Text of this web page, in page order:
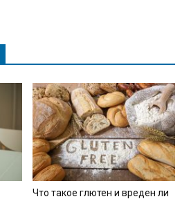
Что такое глютен и вреден ли